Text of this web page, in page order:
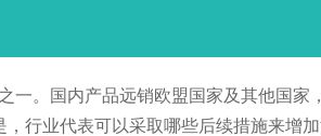
。国内产品远销欧盟国家及其他国家
行业代表可以采取哪些后续措施来增